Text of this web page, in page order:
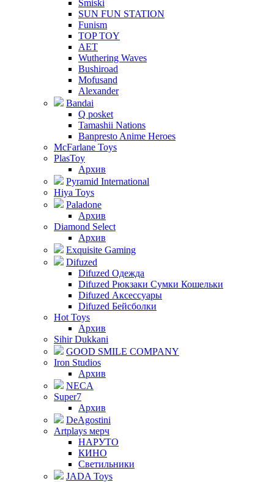
Smiski
SUN FUN STATION
Funism
TOP TOY
AET
Wuthering Waves
Bushiroad
Mofusand
Alexander
Bandai
Q posket
Tamashii Nations
Banpresto Anime Heroes
McFarlane Toys
PlasToy
Архив
Pyramid International
Hiya Toys
Paladone
Архив
Diamond Select
Архив
Exquisite Gaming
Difuzed
Difuzed Одежда
Difuzed Рюкзаки Сумки Кошельки
Difuzed Аксессуары
Difuzed Бейсболки
Hot Toys
Архив
Sihir Dukkani
GOOD SMILE COMPANY
Iron Studios
Архив
NECA
Super7
Архив
DeAgostini
Artplays мерч
НАРУТО
КИНО
Светильники
JADA Toys